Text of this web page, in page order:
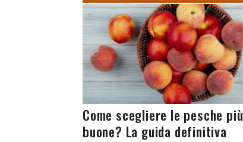
Come scegliere le pesche più
buone? La guida definitiva